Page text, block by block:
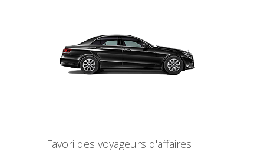
Favori des voyageurs d'affaires